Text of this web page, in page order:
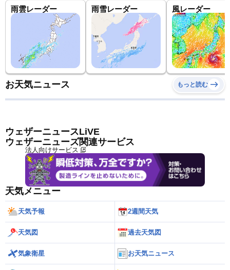
雨雲レーダー 雨雪レーダー 風レーダー
お天気ニュース もっと読む
ウェザーニュースLiVE
ウェザーニューズ関連サービス
法人向けサービス
天気メニュー
天気予報 2週間天気
天気図 過去天気図
気象衛星 お天気ニュース